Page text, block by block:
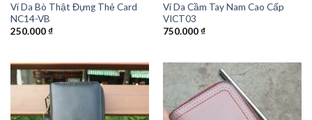
Ví Da Bò Thật Đựng Thẻ Card
NC14-VB
250.000₫
Ví Da Cầm Tay Nam Cao Cấp
VICT03
750.000₫